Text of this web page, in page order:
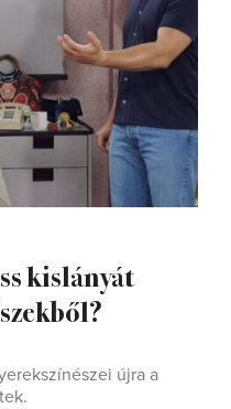
kislányát
újra a